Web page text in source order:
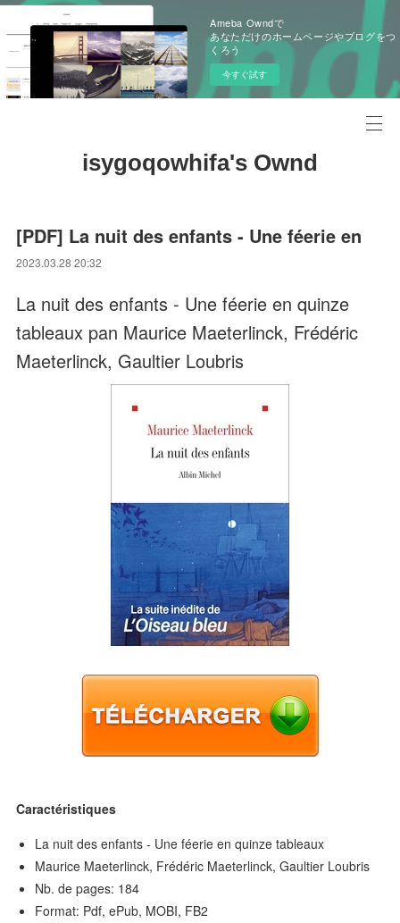
Ameba Owndで
あなただけのホームページやブログをつ
くろう
今すぐ試す
isygoqowhifa's Ownd
[PDF] La nuit des enfants - Une féerie en
2023.03.28 20:32
La nuit des enfants - Une féerie en quinze
tableaux pan Maurice Maeterlinck, Frédéric
Maeterlinck, Gaultier Loubris
Caractéristiques
La nuit des enfants - Une féerie en quinze tableaux
Maurice Maeterlinck, Frédéric Maeterlinck, Gaultier Loubris
Nb. de pages: 184
Format: Pdf, ePub, MOBI, FB2